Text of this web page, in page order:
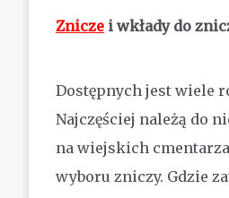
Znicze i wkłady do
Dostępnych jest wiele
Najczęściej należą do
na wiejskich
wyboru zniczy. Gdzie